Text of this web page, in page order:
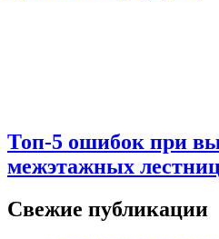
Топ-5 ошибок при
межэтажных
Свежие публикации